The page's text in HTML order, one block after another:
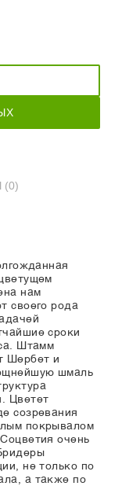
ОТЗЫВЫ (0)
нам
своего рода
сроки
Штамм
Шербет и
шмаль
Цветет
созревания
покрывалом
очень
не только по
а также по